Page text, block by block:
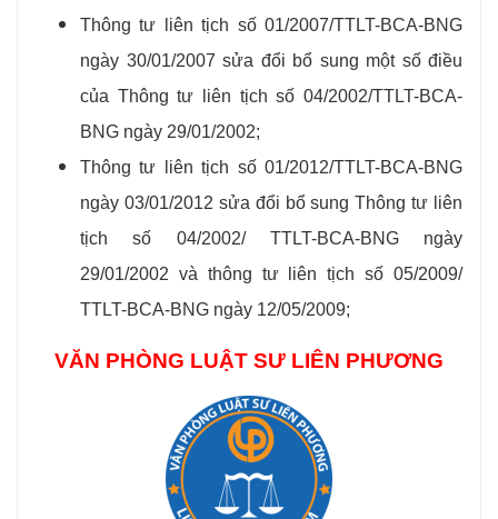
Thông tư liên tịch số 01/2007/TTLT-BCA-BNG
ngày 30/01/2007 sửa đổi bổ sung một số điều
của Thông tư liên tịch số 04/2002/TTLT-BCA-
BNG ngày 29/01/2002;
Thông tư liên tịch số 01/2012/TTLT-BCA-BNG
ngày 03/01/2012 sửa đổi bổ sung Thông tư liên
tịch số 04/2002/ TTLT-BCA-BNG ngày
29/01/2002 và thông tư liên tịch số 05/2009/
TTLT-BCA-BNG ngày 12/05/2009;
VĂN PHÒNG LUẬT SƯ LIÊN PHƯƠNG